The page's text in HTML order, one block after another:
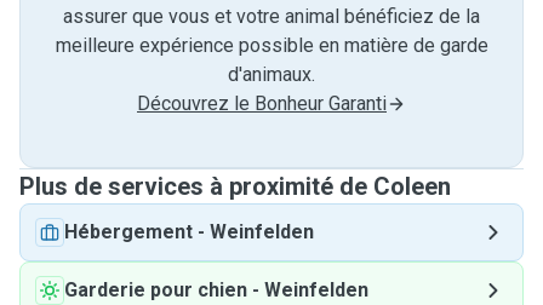
assurer que vous et votre animal bénéficiez de la
meilleure expérience possible en matière de garde
d'animaux.
Découvrez le Bonheur Garanti
Plus de services à proximité de Coleen
Hébergement - Weinfelden
Garderie pour chien - Weinfelden